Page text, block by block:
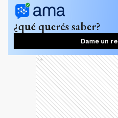
¿qué querés saber?
Dame un
Ads